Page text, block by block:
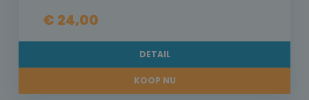
€ 24,00
DETAIL
KOOP NU